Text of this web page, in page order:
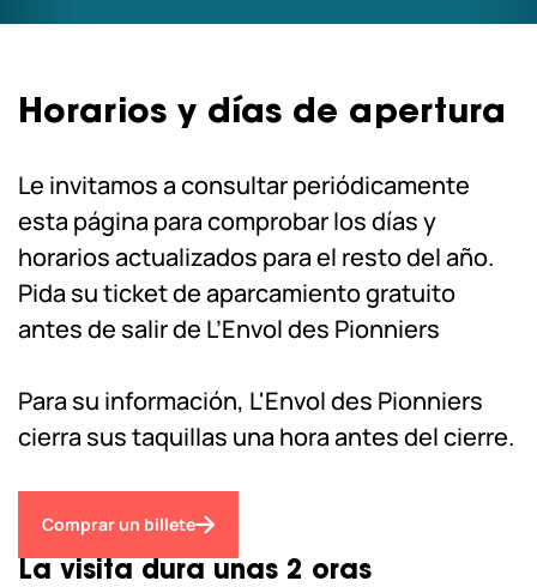
Hoy abrimos hasta las 18:00 horas.
horarios
Horarios y días de apertura
Le invitamos a consultar periódicamente
esta página para comprobar los días y
horarios actualizados para el resto del año.
Pida su ticket de aparcamiento gratuito
antes de salir de L’Envol des Pionniers
Para su información, L'Envol des Pionniers
cierra sus taquillas una hora antes del cierre.
Comprar un billete
La visita dura unas 2 oras